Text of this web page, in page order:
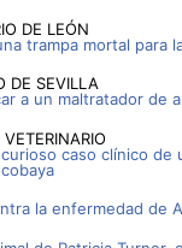
DE LEÓN
trampa mortal para
DE SEVILLA
a un maltratador de
VETERINARIO
caso clínico de
cobaya
la enfermedad de